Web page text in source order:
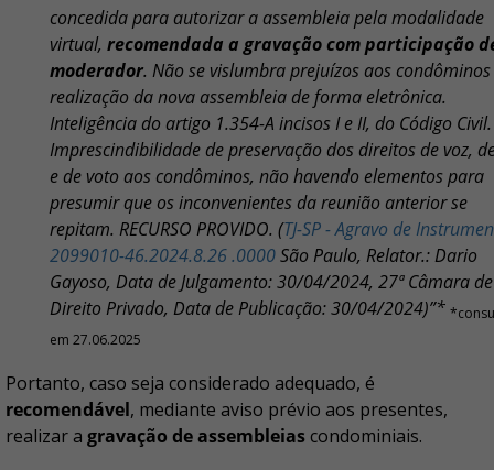
concedida para autorizar a assembleia pela modalidade
virtual, recomendada a gravação com participação
moderador. Não se vislumbra prejuízos aos
realização da nova assembleia de forma eletrônica.
Inteligência do artigo 1.354-A incisos I e II, do Código Civil.
Imprescindibilidade de preservação dos direitos de voz,
e de voto aos condôminos, não havendo elementos para
presumir que os inconvenientes da reunião anterior se
repitam. RECURSO PROVIDO. (TJ-SP - Agravo de
2099010-46.2024.8.26 .0000São Paulo, Relator.: Dario
Gayoso, Data de Julgamento: 30/04/2024, 27ª Câmara de
Direito Privado, Data de Publicação: 30/04/2024)”*
em 27.06.2025
Portanto, caso seja considerado adequado, é
recomendável, mediante aviso prévio aos presentes,
realizar a gravação de assembleiascondominiais.